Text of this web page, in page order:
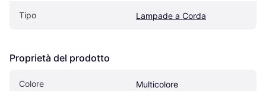
Tipo Lampade a Corda
Proprietà del prodotto
Colore Multicolore